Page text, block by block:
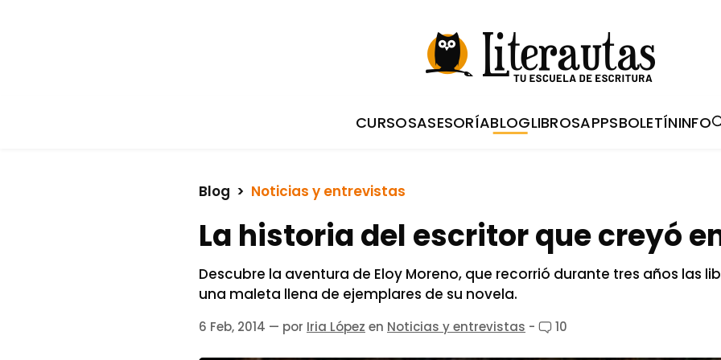
CURSOSASESORÍABLOGLIBROSAPPSBOLETÍNINFO
Blog
  >
Noticias y entrevistas
La historia del escritor que creyó
Descubre la aventura de Eloy Moreno, que recorrió durante tres años las
una maleta llena de ejemplares de su novela.
6 Feb, 2014 — por Iria López en Noticias y entrevistas - 10